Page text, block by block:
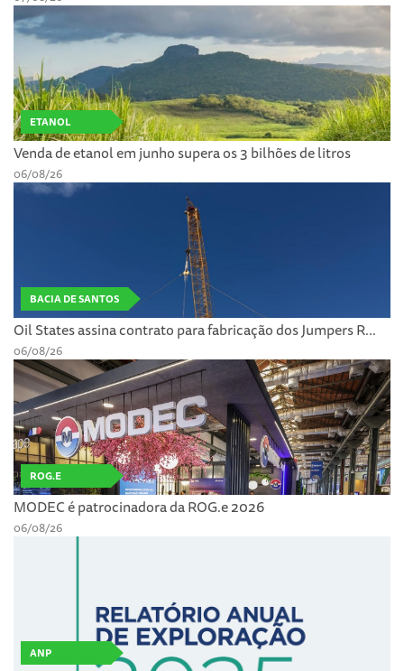
ETANOL
Venda de etanol em junho supera os 3 bilhões de litros
06/08/26
BACIA DE SANTOS
Oil States assina contrato para fabricação dos Jumpers R...
06/08/26
ROG.E
MODEC é patrocinadora da ROG.e 2026
06/08/26
ANP